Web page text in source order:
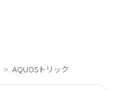
AQUOSトリック